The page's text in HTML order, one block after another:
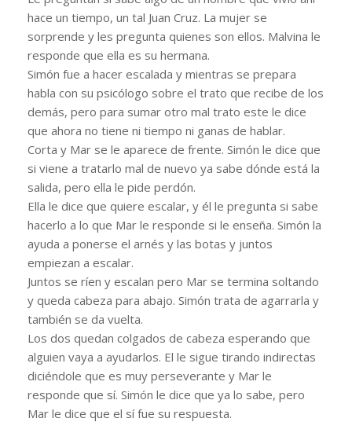
hace un tiempo, un tal Juan Cruz. La mujer se
sorprende y les pregunta quienes son ellos. Malvina le
responde que ella es su hermana.
Simón fue a hacer escalada y mientras se prepara
habla con su psicólogo sobre el trato que recibe de los
demás, pero para sumar otro mal trato este le dice
que ahora no tiene ni tiempo ni ganas de hablar.
Corta y Mar se le aparece de frente. Simón le dice que
si viene a tratarlo mal de nuevo ya sabe dónde está la
salida, pero ella le pide perdón.
Ella le dice que quiere escalar, y él le pregunta si sabe
hacerlo a lo que Mar le responde si le enseña. Simón la
ayuda a ponerse el arnés y las botas y juntos
empiezan a escalar.
Juntos se ríen y escalan pero Mar se termina soltando
y queda cabeza para abajo. Simón trata de agarrarla y
también se da vuelta.
Los dos quedan colgados de cabeza esperando que
alguien vaya a ayudarlos. El le sigue tirando indirectas
diciéndole que es muy perseverante y Mar le
responde que sí. Simón le dice que ya lo sabe, pero
Mar le dice que el sí fue su respuesta.